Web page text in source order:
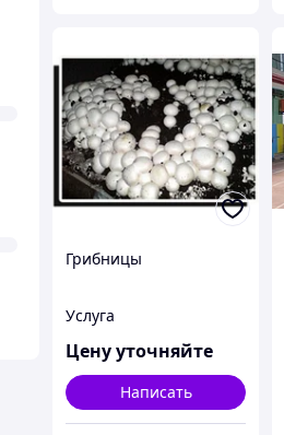
Грибницы
Услуга
Цену уточняйте
Написать